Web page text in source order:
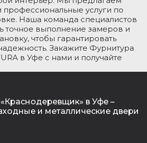
услуги по
Наша команда специалистов
точное выполнение замеров и
чтобы гарантировать
Закажите Фурнитура
в Уфе с нами и получайте
в Уфе –
и металлические двери